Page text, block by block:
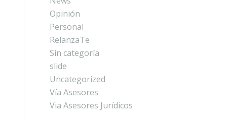
Opinión
Personal
RelanzaTe
Sin categoría
slide
Uncategorized
Vía Asesores
Via Asesores Jurídicos